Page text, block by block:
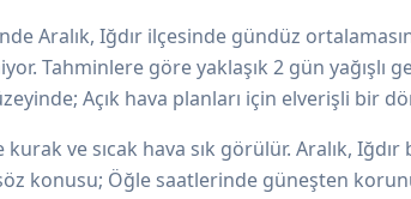
Aralık, Iğdır ilçesinde gündüz
Tahminlere göre yaklaşık 2 gün yağışlı
Açık hava planları için elverişli bir
ve sıcak hava sık görülür. Aralık,
konusu; Öğle saatlerinde güneşten